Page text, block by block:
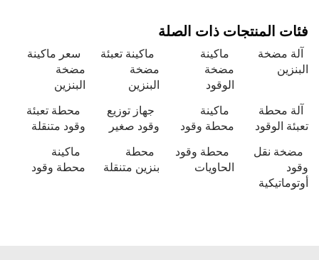
فئات المنتجات ذات الصلة
آلة مضخة
البنزين
ماكينة
مضخة
الوقود
ماكينة تعبئة
مضخة
البنزين
سعر ماكينة
مضخة
البنزين
آلة محطة
تعبئة الوقود
ماكينة
محطة وقود
جهاز توزيع
وقود صغير
محطة تعبئة
وقود متنقلة
مضخة نقل
وقود
أوتوماتيكية
محطة وقود
الحاويات
محطة
بنزين متنقلة
ماكينة
محطة وقود